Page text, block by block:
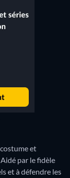
et
par le fidèle
et à défendre les